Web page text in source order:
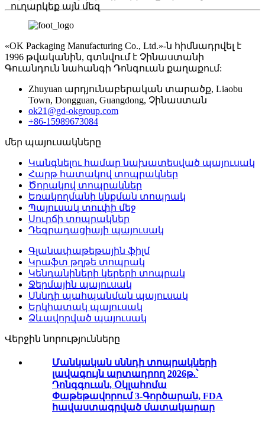
ուղարկեք այն մեզ
«OK Packaging Manufacturing Co., Ltd.»-ն հիմնադրվել է
1996 թվականին, գտնվում է Չինաստանի
Գուանդուն նահանգի Դոնգուան քաղաքում:
Zhuyuan արդյունաբերական տարածք, Liaobu
Town, Dongguan, Guangdong, Չինաստան
ok21@gd-okgroup.com
+86-15989673084
մեր պայուսակները
Կանգնելու համար նախատեսված պայուսակ
Հարթ հատակով տոպրակներ
Ծորակով տոպրակներ
Եռակողմանի կնքման տոպրակ
Պայուսակ տուփի մեջ
Սուրճի տոպրակներ
Դեգրադացիայի պայուսակ
Գլանափաթեթային ֆիլմ
Կրաֆտ թղթե տոպրակ
Կենդանիների կերերի տոպրակ
Ջերմային պայուսակ
Սննդի պահպանման պայուսակ
Երկհատակ պայուսակ
Ձևավորված պայուսակ
Վերջին նորությունները
Մանկական սննդի տոպրակների
լավագույն արտադրող 2026թ.՝
Դոնգգուան, Օկլահոմա
Փաթեթավորում 3-Գործարան, FDA
հավաստագրված մատակարար